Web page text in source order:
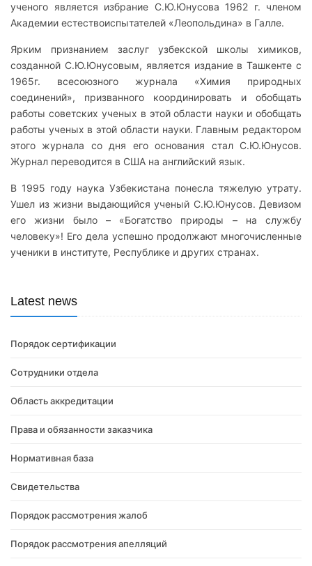
ученого является избрание С.Ю.Юнусова 1962 г. членом
Академии естествоиспытателей «Леопольдина» в Галле.
Ярким признанием заслуг узбекской школы химиков,
созданной С.Ю.Юнусовым, является издание в Ташкенте с
1965г. всесоюзного журнала «Химия природных
соединений», призванного координировать и обобщать
работы советских ученых в этой области науки и обобщать
работы ученых в этой области науки. Главным редактором
этого журнала со дня его основания стал С.Ю.Юнусов.
Журнал переводится в США на английский язык.
В 1995 году наука Узбекистана понесла тяжелую утрату.
Ушел из жизни выдающийся ученый С.Ю.Юнусов. Девизом
его жизни было – «Богатство природы – на службу
человеку»! Его дела успешно продолжают многочисленные
ученики в институте, Республике и других странах.
Latest news
Порядок сертификации
Сотрудники отдела
Область аккредитации
Права и обязанности заказчика
Нормативная база
Свидетельства
Порядок рассмотрения жалоб
Порядок рассмотрения апелляций